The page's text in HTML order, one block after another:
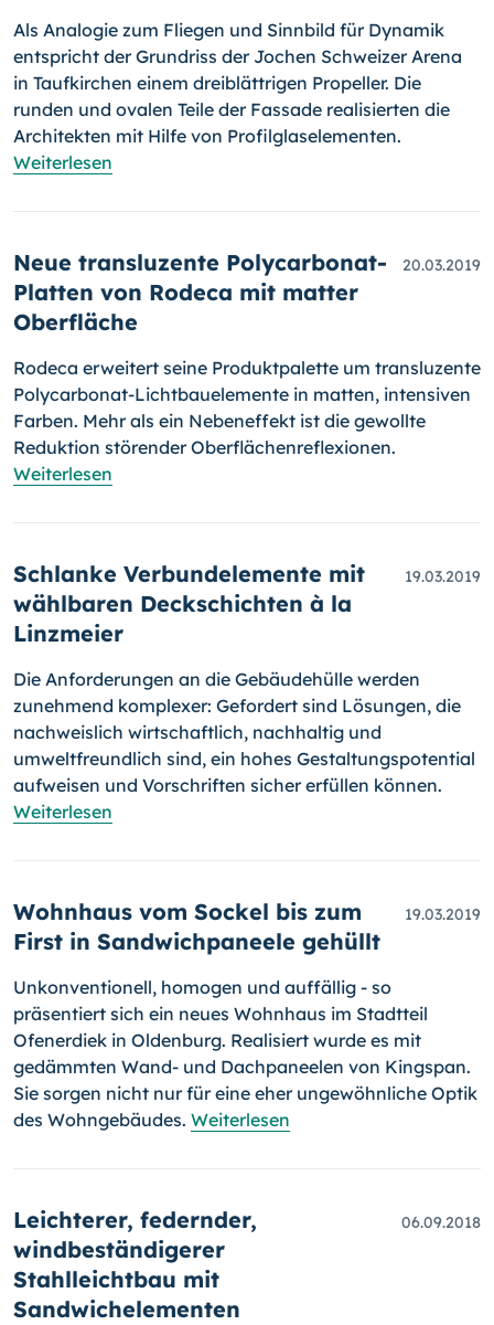
Als Analogie zum Fliegen und Sinnbild für Dynamik
entspricht der Grund­riss der Jochen Schweizer Arena
in Taufkirchen einem dreiblättrigen Pro­pel­ler. Die
runden und ovalen Teile der Fassade realisierten die
Architekten mit Hilfe von Profilglaselementen.
Weiterlesen
Neue transluzente Polycarbonat-
Platten von Rodeca mit matter
Oberfläche
20.03.2019
Rodeca erweitert seine Produktpalette um transluzente
Polycarbonat-Licht­bauelemente in matten, intensiven
Farben. Mehr als ein Nebeneffekt ist die gewollte
Reduktion störender Oberflächenreflexionen.
Weiterlesen
Schlanke Verbundelemente mit
wählbaren Deckschichten à la
Linzmeier
19.03.2019
Die Anforderungen an die Gebäudehülle werden
zunehmend komplexer: Gefordert sind Lösungen, die
nachweislich wirtschaftlich, nachhaltig und
umweltfreundlich sind, ein hohes Gestaltungspotential
aufweisen und Vorschriften sicher erfüllen können.
Weiterlesen
Wohnhaus vom Sockel bis zum
First in Sandwichpaneele gehüllt
19.03.2019
Unkonventionell, homogen und auffällig - so
präsentiert sich ein neues Wohnhaus im Stadtteil
Ofenerdiek in Oldenburg. Realisiert wurde es mit
gedämmten Wand- und Dachpaneelen von Kingspan.
Sie sorgen nicht nur für eine eher ungewöhnliche Optik
des Wohngebäudes. Weiterlesen
Leichterer, federnder,
windbeständigerer
Stahlleichtbau mit
Sandwichelementen
06.09.2018